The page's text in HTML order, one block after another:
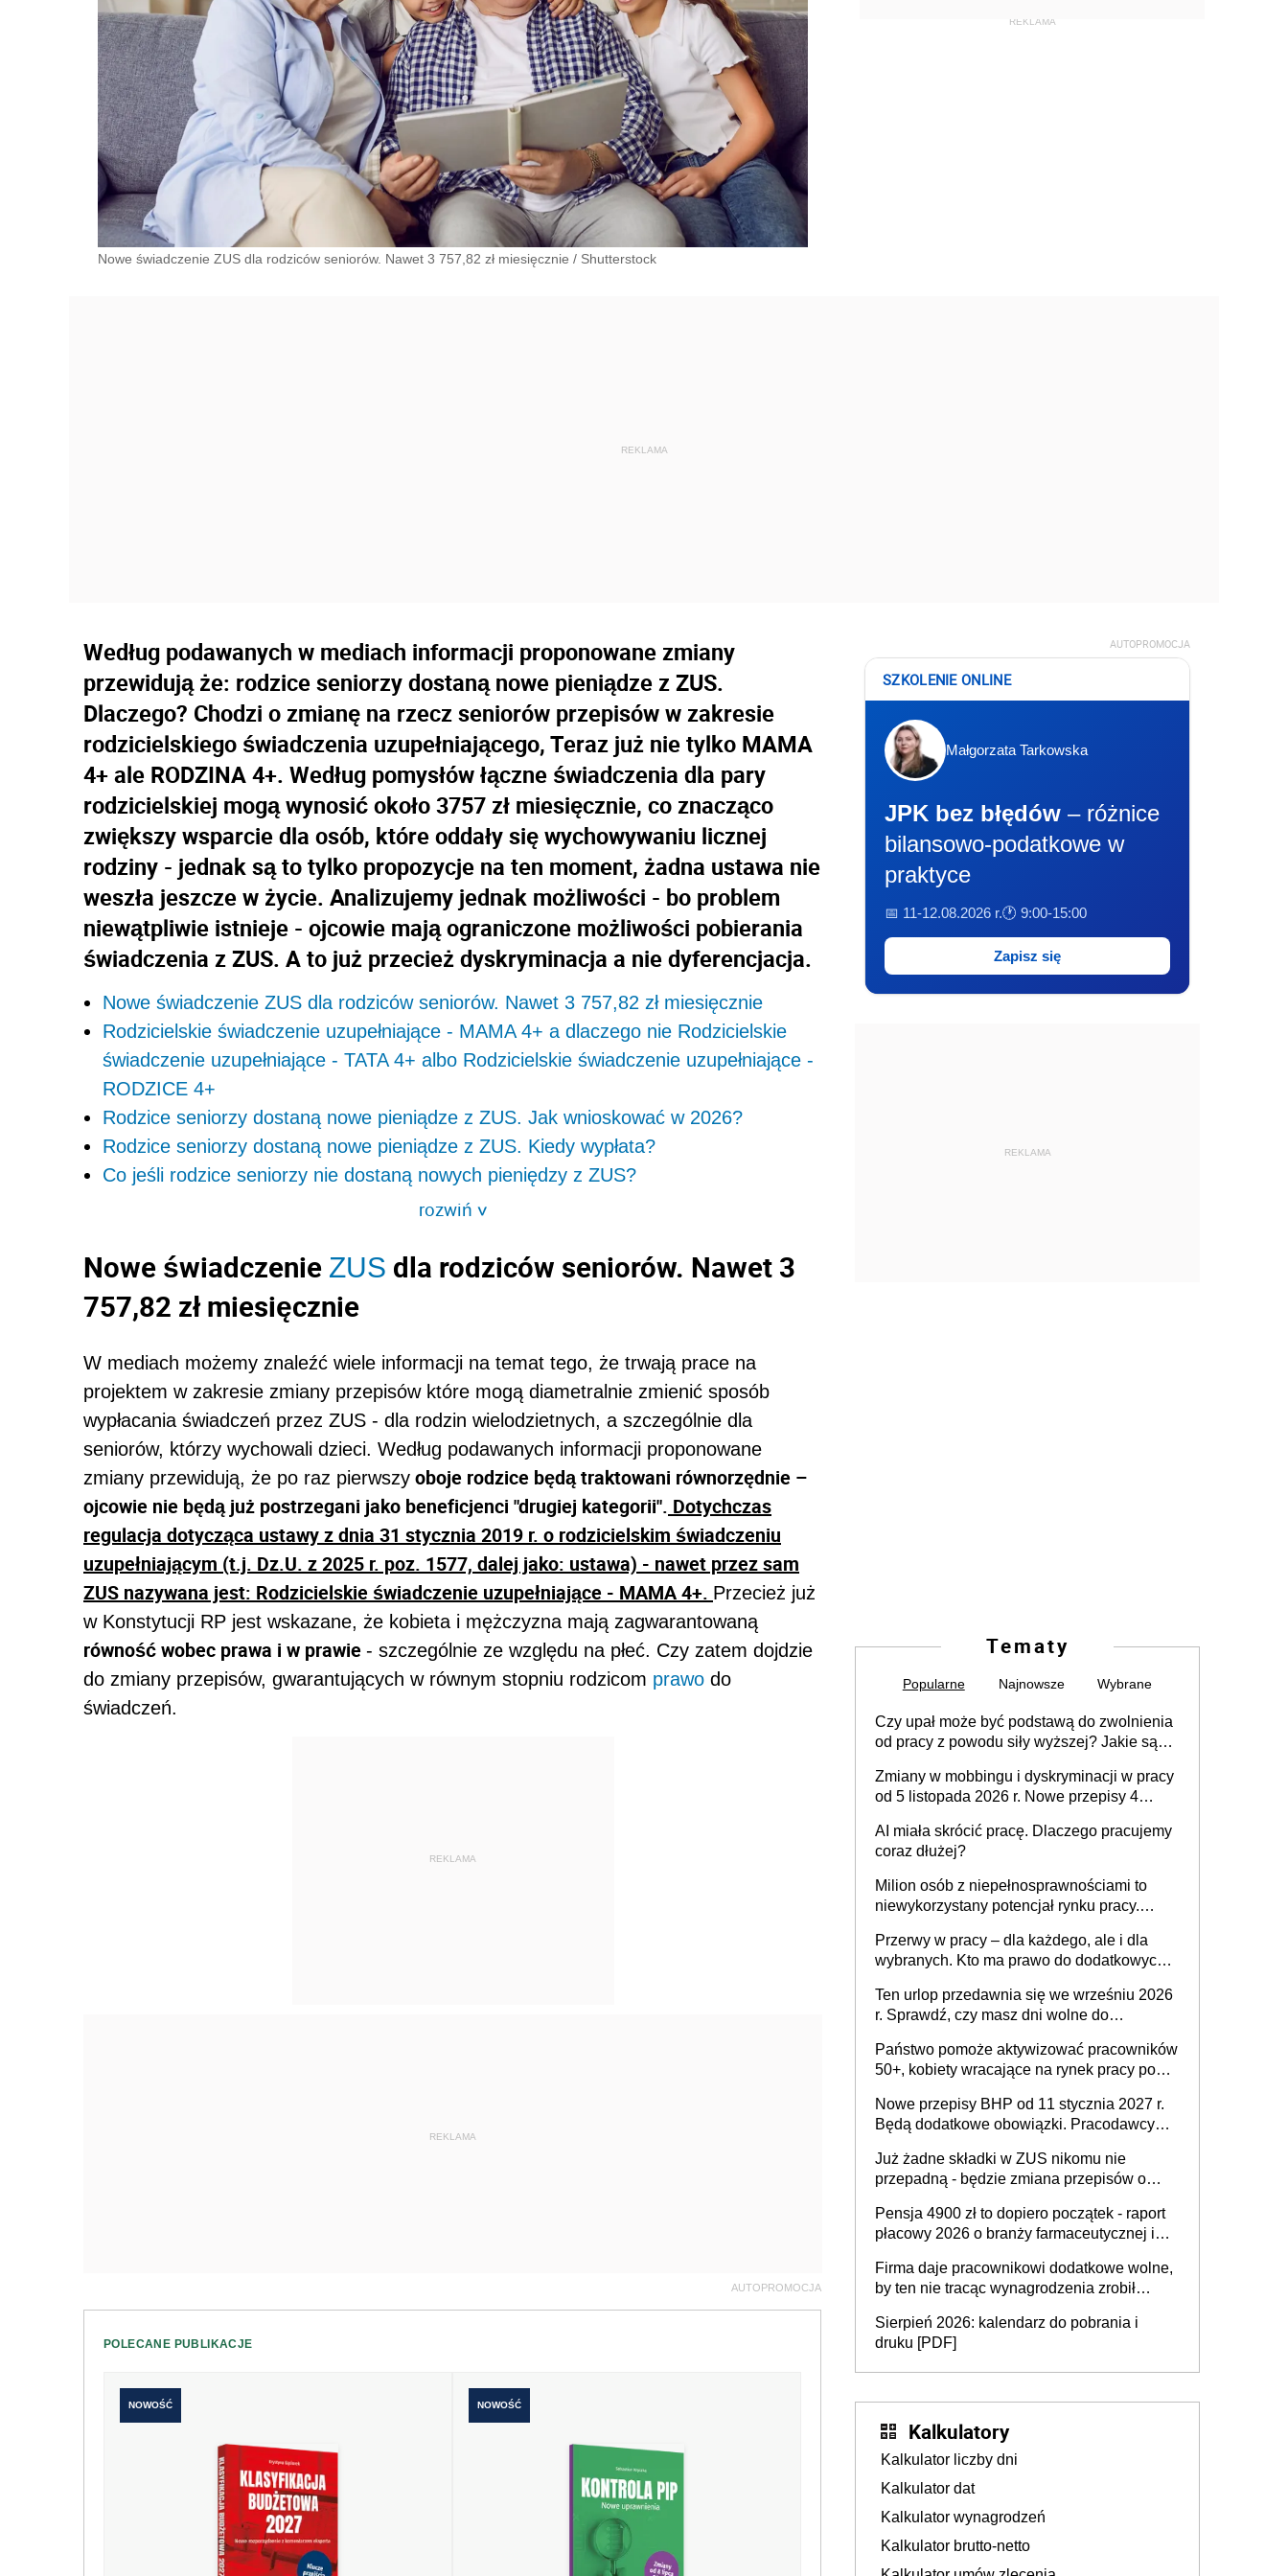
Nowe świadczenie ZUS dla rodziców seniorów. Nawet 3 757,82 zł miesięcznie / Shutterstock
Według podawanych w mediach informacji proponowane zmiany
przewidują że: rodzice seniorzy dostaną nowe pieniądze z ZUS.
Dlaczego? Chodzi o zmianę na rzecz seniorów przepisów w zakresie
rodzicielskiego świadczenia uzupełniającego, Teraz już nie tylko MAMA
4+ ale RODZINA 4+. Według pomysłów łączne świadczenia dla pary
rodzicielskiej mogą wynosić około 3757 zł miesięcznie, co znacząco
zwiększy wsparcie dla osób, które oddały się wychowywaniu licznej
rodziny - jednak są to tylko propozycje na ten moment, żadna ustawa nie
weszła jeszcze w życie. Analizujemy jednak możliwości - bo problem
niewątpliwie istnieje - ojcowie mają ograniczone możliwości pobierania
świadczenia z ZUS. A to już przecież dyskryminacja a nie dyferencjacja.
Nowe świadczenie ZUS dla rodziców seniorów. Nawet 3 757,82 zł miesięcznie
Rodzicielskie świadczenie uzupełniające - MAMA 4+ a dlaczego nie Rodzicielskie
świadczenie uzupełniające - TATA 4+ albo Rodzicielskie świadczenie uzupełniające -
RODZICE 4+
Rodzice seniorzy dostaną nowe pieniądze z ZUS. Jak wnioskować w 2026?
Rodzice seniorzy dostaną nowe pieniądze z ZUS. Kiedy wypłata?
Co jeśli rodzice seniorzy nie dostaną nowych pieniędzy z ZUS?
rozwiń>
Nowe świadczenie ZUS dla rodziców seniorów. Nawet 3
757,82 zł miesięcznie
W mediach możemy znaleźć wiele informacji na temat tego, że trwają prace na
projektem w zakresie zmiany przepisów które mogą diametralnie zmienić sposób
wypłacania świadczeń przez ZUS - dla rodzin wielodzietnych, a szczególnie dla
seniorów, którzy wychowali dzieci. Według podawanych informacji proponowane
zmiany przewidują, że po raz pierwszy oboje rodzice będą traktowani równorzędnie –
ojcowie nie będą już postrzegani jako beneficjenci "drugiej kategorii". Dotychczas
regulacja dotycząca ustawy z dnia 31 stycznia 2019 r. o rodzicielskim świadczeniu
uzupełniającym (t.j. Dz.U. z 2025 r. poz. 1577, dalej jako: ustawa) - nawet przez sam
ZUS nazywana jest: Rodzicielskie świadczenie uzupełniające - MAMA 4+. Przecież już
w Konstytucji RP jest wskazane, że kobieta i mężczyzna mają zagwarantowaną
równość wobec prawa i w prawie - szczególnie ze względu na płeć. Czy zatem dojdzie
do zmiany przepisów, gwarantujących w równym stopniu rodzicom prawo do
świadczeń.
REKLAMA
REKLAMA
AUTOPROMOCJA
POLECANE PUBLIKACJE
NOWOŚĆ NOWOŚĆ
AUTOPROMOCJA
SZKOLENIE ONLINE
Małgorzata Tarkowska
JPK bez błędów – różnice
bilansowo-podatkowe w
praktyce
📅 11-12.08.2026 r.🕐 9:00-15:00
Zapisz się
REKLAMA
Tematy
Popularne Najnowsze Wybrane
Czy upał może być podstawą do zwolnienia
od pracy z powodu siły wyższej? Jakie są
Zmiany w mobbingu i dyskryminacji w pracy
od 5 listopada 2026 r. Nowe przepisy 4
Ustaw
AI miała skrócić pracę. Dlaczego pracujemy
coraz dłużej?
Milion osób z niepełnosprawnościami to
niewykorzystany potencjał rynku pracy.
dofinansowań czy refundacji, ale bariery po
stronie systemu i świadomości
pracodawców [WYWIAD]
Przerwy w pracy – dla każdego, ale i dla
wybranych. Kto ma prawo do dodatkowych
Ten urlop przedawnia się we wrześniu 2026
r. Sprawdź, czy masz dni wolne do
Państwo pomoże aktywizować pracowników
50+, kobiety wracające na rynek pracy po
osoby neuroatypowe. Powstanie Fundusz
na rzecz Inkluzywności w Zatrudnianiu?
Nowe przepisy BHP od 11 stycznia 2027 r.
Będą dodatkowe obowiązki. Pracodawcy
Już żadne składki w ZUS nikomu nie
przepadną - będzie zmiana przepisów o
ubezpieczeniom społecznym
Pensja 4900 zł to dopiero początek - raport
płacowy 2026 o branży farmaceutycznej i
Firma daje pracownikowi dodatkowe wolne,
by ten nie tracąc wynagrodzenia zrobił
sprawdza
Sierpień 2026: kalendarz do pobrania i
druku [PDF]
Kalkulatory
Kalkulator liczby dni
Kalkulator dat
Kalkulator wynagrodzeń
Kalkulator brutto-netto